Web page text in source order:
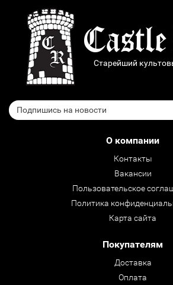
Старейший
О компании
Контакты
Вакансии
Пользовательское
Политика
Карта сайта
Покупателям
Доставка
Оплата